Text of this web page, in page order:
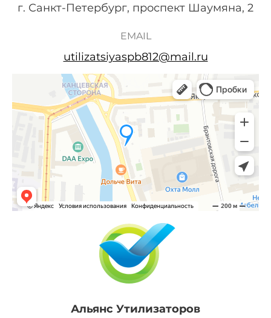
г. Санкт-Петербург, проспект Шаумяна, 2
EMAIL
utilizatsiyaspb812@mail.ru
Альянс Утилизаторов